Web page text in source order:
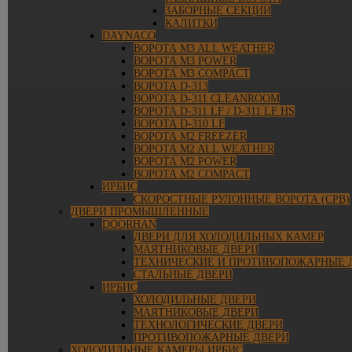
ЗАБОРНЫЕ СЕКЦИИ
КАЛИТКИ
DAYNACO
ВОРОТА M3 ALL WEATHER
ВОРОТА M3 POWER
ВОРОТА M3 COMPACT
ВОРОТА D-313
ВОРОТА D-311 CLEANROOM
ВОРОТА D-311 LF / D-311 LF HS
ВОРОТА D-310 LF
ВОРОТА M2 FREEZER
ВОРОТА M2 ALL WEATHER
ВОРОТА M2 POWER
ВОРОТА M2 COMPACT
ИРБИС
СКОРОСТНЫЕ РУЛОННЫЕ ВОРОТА (СРВ)
ДВЕРИ ПРОМЫШЛЕННЫЕ
DOORHAN
ДВЕРИ ДЛЯ ХОЛОДИЛЬНЫХ КАМЕР
МАЯТНИКОВЫЕ ДВЕРИ
ТЕХНИЧЕСКИЕ И ПРОТИВОПОЖАРНЫЕ
СТАЛЬНЫЕ ДВЕРИ
ИРБИС
ХОЛОДИЛЬНЫЕ ДВЕРИ
МАЯТНИКОВЫЕ ДВЕРИ
ТЕХНОЛОГИЧЕСКИЕ ДВЕРИ
ПРОТИВОПОЖАРНЫЕ ДВЕРИ